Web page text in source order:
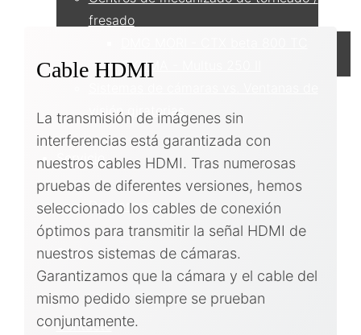
fresado
OKUMA - Multus 250 II
visión giratorias
Servicio
Descargas
Socio
Contacto
Cable HDMI
La transmisión de imágenes sin
interferencias está garantizada con
nuestros cables HDMI. Tras numerosas
pruebas de diferentes versiones, hemos
seleccionado los cables de conexión
óptimos para transmitir la señal HDMI de
nuestros sistemas de cámaras.
Garantizamos que la cámara y el cable del
mismo pedido siempre se prueban
conjuntamente.